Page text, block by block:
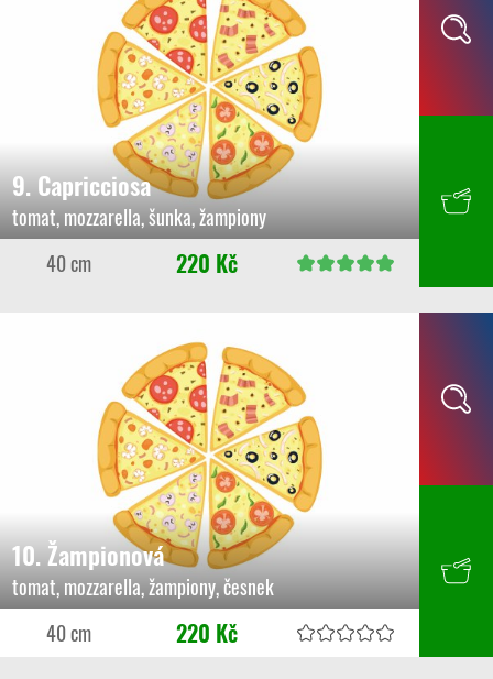
9. Capricciosa
tomat, mozzarella, šunka, žampiony
40 cm
220 Kč
10. Žampionová
tomat, mozzarella, žampiony, česnek
40 cm
220 Kč